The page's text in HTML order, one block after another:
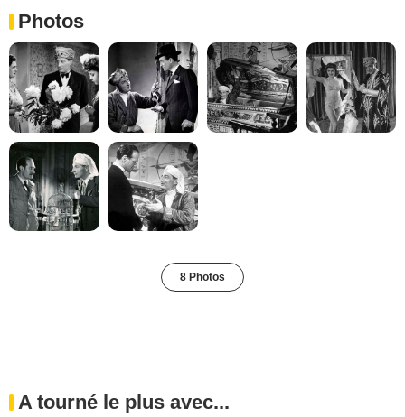
Photos
8 Photos
A tourné le plus avec...